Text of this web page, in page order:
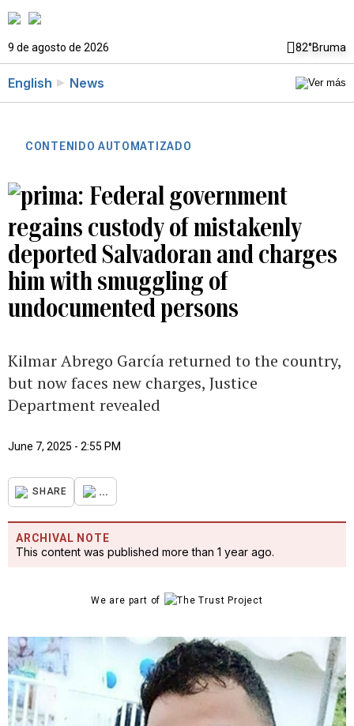
9 de agosto de 2026 82°Bruma
English News
CONTENIDO AUTOMATIZADO
Federal government
regains custody of mistakenly
deported Salvadoran and charges
him with smuggling of
undocumented persons
Kilmar Abrego García returned to the country,
but now faces new charges, Justice
Department revealed
June 7, 2025 - 2:55 PM
SHARE ...
ARCHIVAL NOTE
This content was published more than 1 year ago.
We are part of